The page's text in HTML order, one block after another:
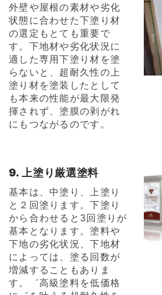
外壁や屋根の素材や劣化
状態に合わせた下塗り材
の選定もとても重要で
す。下地材や劣化状況に
適した専用下塗り材を塗
らないと、超耐久性の上
塗り材を塗装したとして
も本来の性能が最大限発
揮されず、塗膜の剥がれ
にもつながるのです。
9. 上塗り厳選塗料
基本は、中塗り、上塗り
と２回塗ります。下塗り
から合わせると3回塗りが
基本となります。塗料や
下地の劣化状況、下地材
によっては、塗る回数が
増減することもありま
す。゛高級塗料を低価格